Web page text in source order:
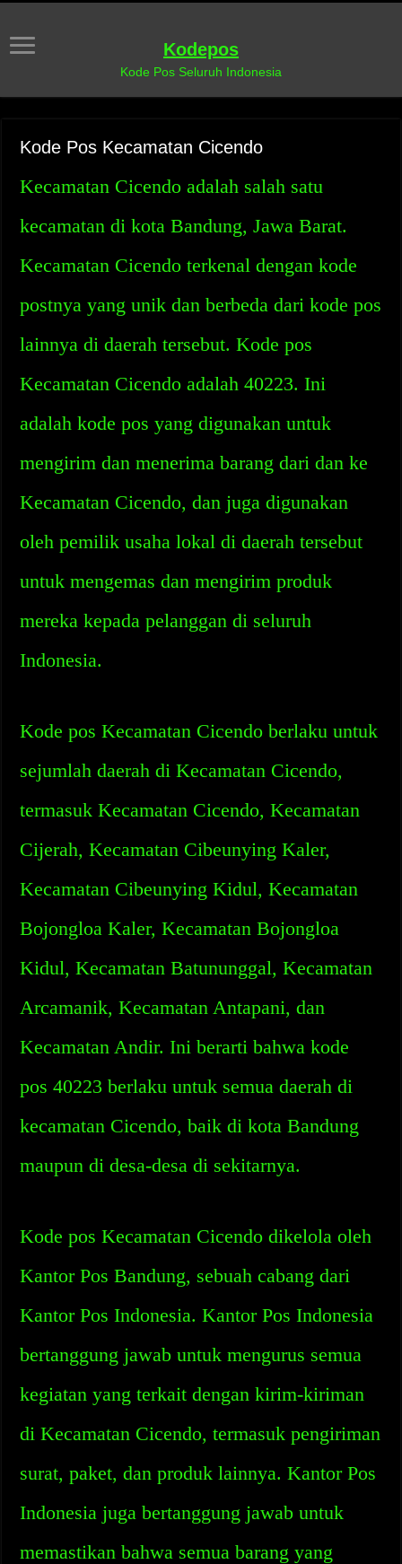
Kodepos
Kode Pos Seluruh Indonesia
Kode Pos Kecamatan Cicendo
Kecamatan Cicendo adalah salah satu
kecamatan di kota Bandung, Jawa Barat.
Kecamatan Cicendo terkenal dengan kode
postnya yang unik dan berbeda dari kode pos
lainnya di daerah tersebut. Kode pos
Kecamatan Cicendo adalah 40223. Ini
adalah kode pos yang digunakan untuk
mengirim dan menerima barang dari dan ke
Kecamatan Cicendo, dan juga digunakan
oleh pemilik usaha lokal di daerah tersebut
untuk mengemas dan mengirim produk
mereka kepada pelanggan di seluruh
Indonesia.
Kode pos Kecamatan Cicendo berlaku untuk
sejumlah daerah di Kecamatan Cicendo,
termasuk Kecamatan Cicendo, Kecamatan
Cijerah, Kecamatan Cibeunying Kaler,
Kecamatan Cibeunying Kidul, Kecamatan
Bojongloa Kaler, Kecamatan Bojongloa
Kidul, Kecamatan Batununggal, Kecamatan
Arcamanik, Kecamatan Antapani, dan
Kecamatan Andir. Ini berarti bahwa kode
pos 40223 berlaku untuk semua daerah di
kecamatan Cicendo, baik di kota Bandung
maupun di desa-desa di sekitarnya.
Kode pos Kecamatan Cicendo dikelola oleh
Kantor Pos Bandung, sebuah cabang dari
Kantor Pos Indonesia. Kantor Pos Indonesia
bertanggung jawab untuk mengurus semua
kegiatan yang terkait dengan kirim-kiriman
di Kecamatan Cicendo, termasuk pengiriman
surat, paket, dan produk lainnya. Kantor Pos
Indonesia juga bertanggung jawab untuk
memastikan bahwa semua barang yang